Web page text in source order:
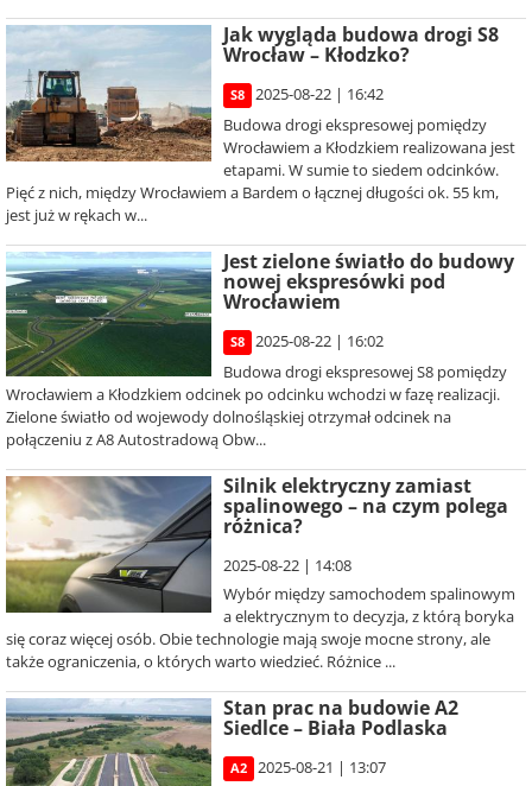
Jak wygląda budowa drogi S8
Wrocław – Kłodzko?
S8
2025-08-22 | 16:42
Budowa drogi ekspresowej pomiędzy
Wrocławiem a Kłodzkiem realizowana jest
etapami. W sumie to siedem odcinków.
Pięć z nich, między Wrocławiem a Bardem o łącznej długości ok. 55 km,
jest już w rękach w...
Jest zielone światło do budowy
nowej ekspresówki pod
Wrocławiem
S8
2025-08-22 | 16:02
Budowa drogi ekspresowej S8 pomiędzy
Wrocławiem a Kłodzkiem odcinek po odcinku wchodzi w fazę realizacji.
Zielone światło od wojewody dolnośląskiej otrzymał odcinek na
połączeniu z A8 Autostradową Obw...
Silnik elektryczny zamiast
spalinowego – na czym polega
różnica?
2025-08-22 | 14:08
Wybór między samochodem spalinowym
a elektrycznym to decyzja, z którą boryka
się coraz więcej osób. Obie technologie mają swoje mocne strony, ale
także ograniczenia, o których warto wiedzieć. Różnice ...
Stan prac na budowie A2
Siedlce – Biała Podlaska
A2
2025-08-21 | 13:07